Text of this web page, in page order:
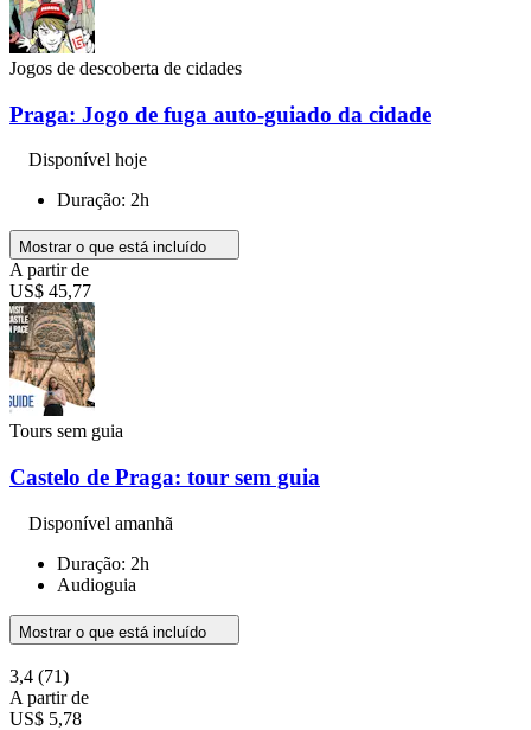
Jogos de descoberta de cidades
Praga: Jogo de fuga auto-guiado da cidade
Disponível hoje
Duração: 2h
Mostrar o que está incluído
A partir de
US$ 45,77
Tours sem guia
Castelo de Praga: tour sem guia
Disponível amanhã
Duração: 2h
Audioguia
Mostrar o que está incluído
3,4 (71)
A partir de
US$ 5,78